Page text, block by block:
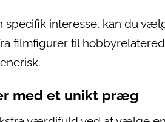
specifik interesse, kan du
filmfigurer til
med et unikt præg